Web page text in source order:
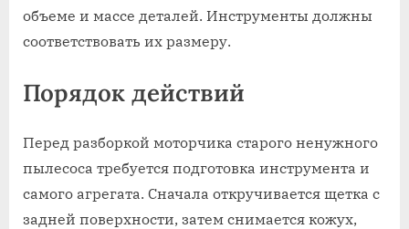
объеме и массе деталей. Инструменты должны
соответствовать их размеру.
Порядок действий
Перед разборкой моторчика старого ненужного
пылесоса требуется подготовка инструмента и
самого агрегата. Сначала откручивается щетка с
задней поверхности, затем снимается кожух,